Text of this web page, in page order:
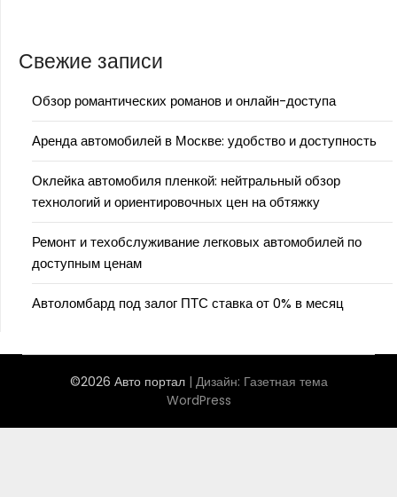
Свежие записи
Обзор романтических романов и онлайн-доступа
Аренда автомобилей в Москве: удобство и доступность
Оклейка автомобиля пленкой: нейтральный обзор
технологий и ориентировочных цен на обтяжку
Ремонт и техобслуживание легковых автомобилей по
доступным ценам
Автоломбард под залог ПТС ставка от 0% в месяц
©2026 Авто портал | Дизайн: Газетная тема
WordPress